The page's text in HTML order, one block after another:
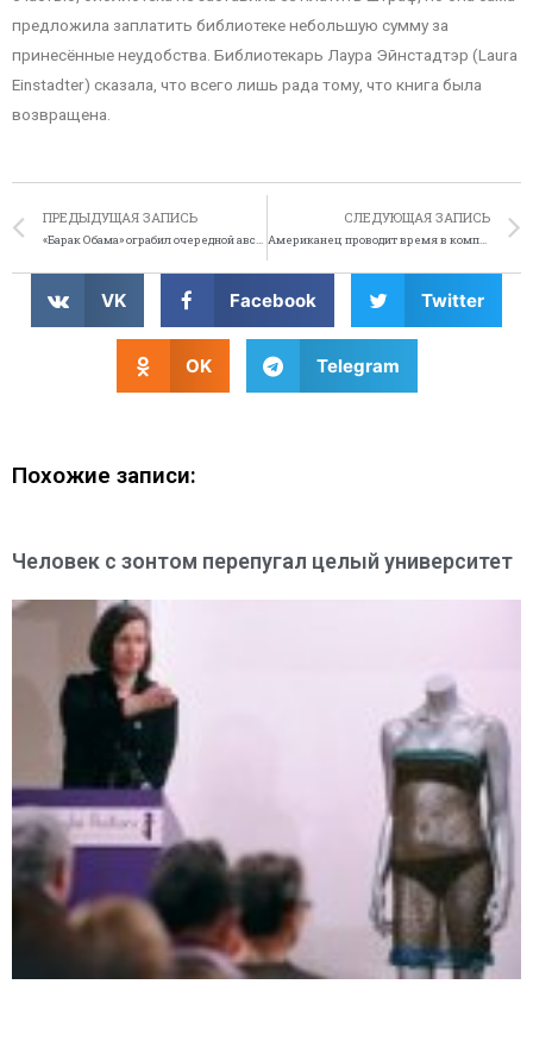
предложила заплатить библиотеке небольшую сумму за
принесённые неудобства. Библиотекарь Лаура Эйнстадтэр (Laura
Einstadter) сказала, что всего лишь рада тому, что книга была
возвращена.
ПРЕДЫДУЩАЯ ЗАПИСЬ
«Барак Обама» ограбил очередной австрийский банк
СЛЕДУЮЩАЯ ЗАПИСЬ
Американец проводит время в компании надувных игрушек
VK Facebook Twitter
OK Telegram
Похожие записи:
Человек с зонтом перепугал целый университет